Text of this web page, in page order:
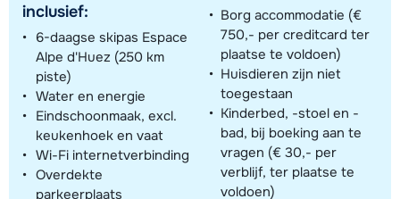
inclusief:
6-daagse skipas Espace
Alpe d'Huez (250 km
piste)
Water en energie
Eindschoonmaak, excl.
keukenhoek en vaat
Wi-Fi internetverbinding
Overdekte
parkeerplaats
Borg accommodatie (€
750,- per creditcard ter
plaatse te voldoen)
Huisdieren zijn niet
toegestaan
Kinderbed, -stoel en -
bad, bij boeking aan te
vragen (€ 30,- per
verblijf, ter plaatse te
voldoen)